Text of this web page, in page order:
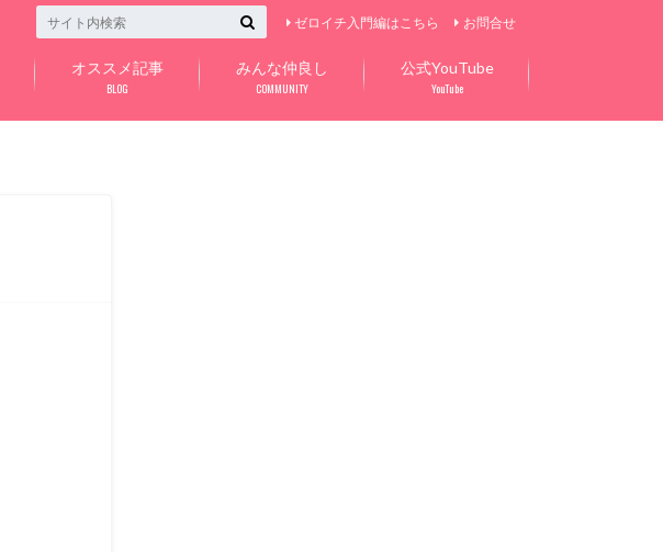
ゼロイチ入門編はこちら お問合せ
オススメ記事
BLOG
みんな仲良し
COMMUNITY
公式YouTube
YouTube